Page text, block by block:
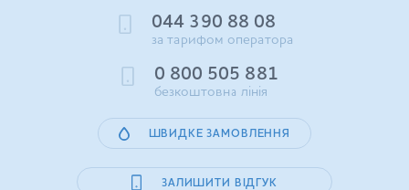
044 390 88 08
за тарифом оператора
0 800 505 881
безкоштовна лінія
ШВИДКЕ ЗАМОВЛЕННЯ
ЗАЛИШИТИ ВІДГУК